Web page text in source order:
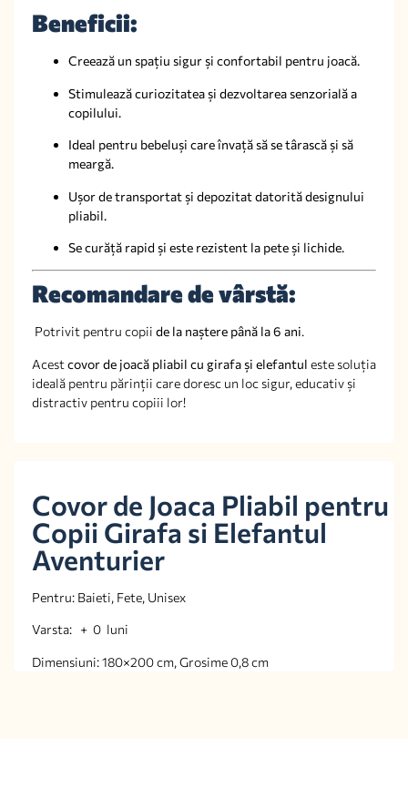
Beneficii:
Creează un spațiu sigur și confortabil pentru joacă.
Stimulează curiozitatea și dezvoltarea senzorială a
copilului.
Ideal pentru bebeluși care învață să se târască și să
meargă.
Ușor de transportat și depozitat datorită designului
pliabil.
Se curăță rapid și este rezistent la pete și lichide.
Recomandare de vârstă:
Potrivit pentru copii de la naștere până la 6 ani.
Acestcovor de joacă pliabil cu girafa și elefantul este soluția
ideală pentru părinții care doresc un loc sigur, educativ și
distractiv pentru copiii lor!
Covor de Joaca Pliabil pentru
Copii Girafa si Elefantul
Aventurier
Pentru: Baieti, Fete, Unisex
Varsta: + 0 luni
Dimensiuni: 180×200 cm, Grosime 0,8 cm